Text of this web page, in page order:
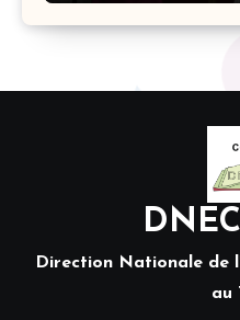
Direction Nationale de
au